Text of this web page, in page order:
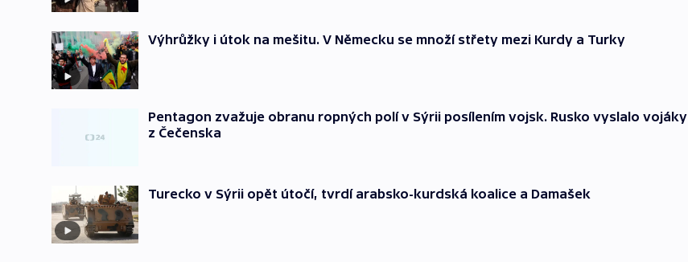
Výhrůžky i útok na mešitu. V Německu se množí střety mezi Kurdy a Turky
Pentagon zvažuje obranu ropných polí v Sýrii posílením vojsk. Rusko vyslalo vojáky
z Čečenska
Turecko v Sýrii opět útočí, tvrdí arabsko-kurdská koalice a Damašek